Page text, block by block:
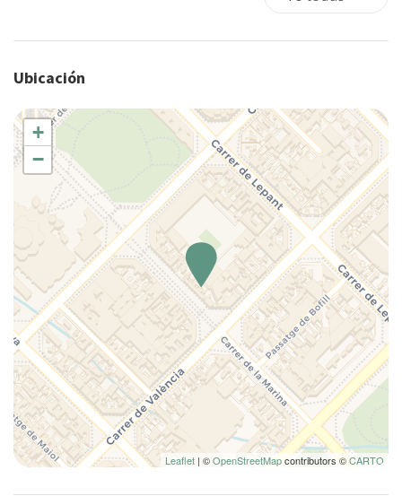
Comedor
Comedor privado
Copas
Cubiertos
Cuna
Cunas
Detector de humo
Detectores de furmo
Ducha
Esenciales
Familia
Fogones
Horno
Inodoro
Inodoro
Ubicación
+
−
Leaflet | ©OpenStreetMapcontributors ©CARTO